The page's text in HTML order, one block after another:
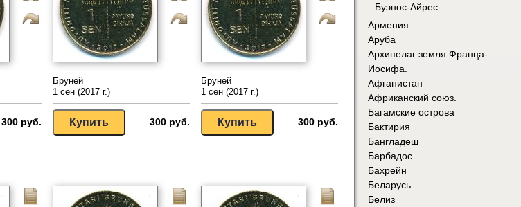
300 руб.
Бруней
1 сен (2017 г.)
300 руб.
Бруней
1 сен (2017 г.)
300 руб.
Буэнос-Айрес
Армения
Аруба
Архипелаг земля Франца-
Иосифа.
Афганистан
Африканский союз.
Багамские острова
Бактирия
Бангладеш
Барбадос
Бахрейн
Беларусь
Белиз